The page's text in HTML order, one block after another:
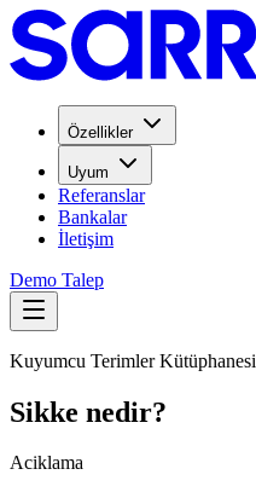
Özellikler
Uyum
Referanslar
Bankalar
İletişim
Demo Talep
Kuyumcu Terimler Kütüphanesi
Sikke nedir?
Aciklama